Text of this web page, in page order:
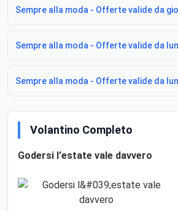
Sempre alla moda - Offerte valide da
Sempre alla moda - Offerte valide da
Sempre alla moda - Offerte valide da
Volantino Completo
Godersi l'estate vale davvero